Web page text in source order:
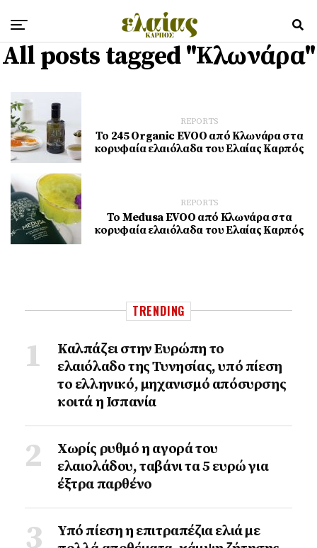
All posts tagged "Κλωνάρα"
REPORTS
Το 245 Organic EVOO από Κλωνάρα στα
κορυφαία ελαιόλαδα του Ελαίας Καρπός
REPORTS
Το Medusa EVOO από Κλωνάρα στα
κορυφαία ελαιόλαδα του Ελαίας Καρπός
TRENDING
Καλπάζει στην Ευρώπη το
ελαιόλαδο της Τυνησίας, υπό πίεση
το ελληνικό, μηχανισμό απόσυρσης
κοιτά η Ισπανία
Χωρίς ρυθμό η αγορά του
ελαιολάδου, ταβάνι τα 5 ευρώ για
έξτρα παρθένο
Υπό πίεση η επιτραπέζια ελιά με